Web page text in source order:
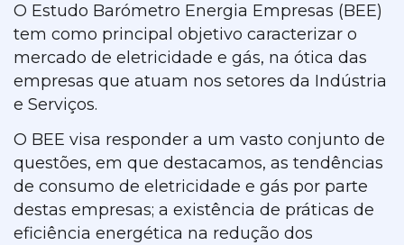
O Estudo Barómetro Energia Empresas (BEE)
tem como principal objetivo caracterizar o
mercado de eletricidade e gás, na ótica das
empresas que atuam nos setores da Indústria
e Serviços.
O BEE visa responder a um vasto conjunto de
questões, em que destacamos, as tendências
de consumo de eletricidade e gás por parte
destas empresas; a existência de práticas de
eficiência energética na redução dos